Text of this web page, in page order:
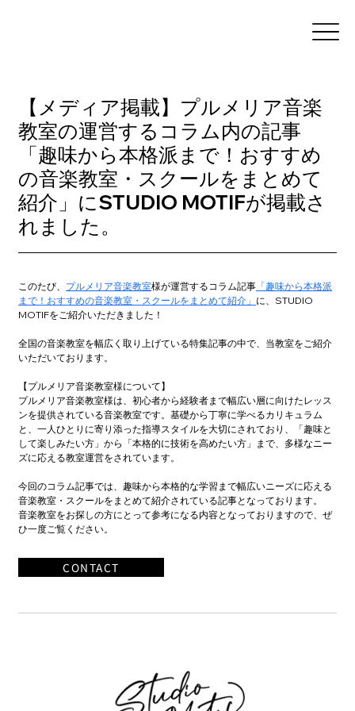
【メディア掲載】プルメリア音楽
教室の運営するコラム内の記事
「趣味から本格派まで！おすすめ
の音楽教室・スクールをまとめて
紹介」にSTUDIO MOTIFが掲載さ
れました。
このたび、 プルメリア音楽教室様が運営するコラム記事「趣味から本格派
まで！おすすめの音楽教室・スクールをまとめて紹介」 に、STUDIO
MOTIFをご紹介いただきました！
全国の音楽教室を幅広く取り上げている特集記事の中で、当教室をご紹介
いただいております。
【プルメリア音楽教室様について】
プルメリア音楽教室様は、初心者から経験者まで幅広い層に向けたレッス
ンを提供されている音楽教室です。基礎から丁寧に学べるカリキュラム
と、一人ひとりに寄り添った指導スタイルを大切にされており、「趣味と
して楽しみたい方」から「本格的に技術を高めたい方」まで、多様なニー
ズに応える教室運営をされています。
今回のコラム記事では、趣味から本格的な学習まで幅広いニーズに応える
音楽教室・スクールをまとめて紹介されている記事となっております。
音楽教室をお探しの方にとって参考になる内容となっておりますので、ぜ
ひ一度ご覧ください。
CONTACT